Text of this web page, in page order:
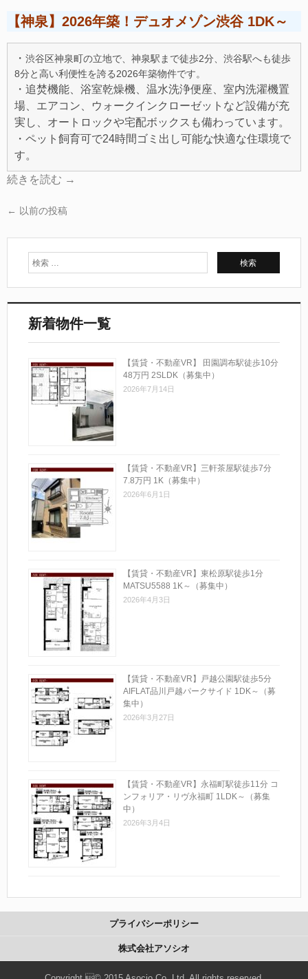
【神泉】2026年築！デュオメゾン渋谷 1DK～
・ 渋谷区神泉町の立地で、神泉駅まで徒歩2分、渋谷駅へも徒歩
8分と高い利便性を誇る2026年築物件です。
・追焚機能、浴室乾燥機、温水洗浄便座、室内洗濯機置
場、エアコン、ウォークインクローゼットなど設備が充
実し、オートロックや宅配ボックスも備わっています。
・ペット飼育可で24時間ゴミ出し可能な快適な住環境で
す。
続きを読む →
← 以前の投稿
新着物件一覧
【賃貸・不動産VR】 田園調布駅徒歩10分
48万円 2SLDK（募集中）
2026年7月14日
【賃貸・不動産VR】三軒茶屋駅徒歩7分
7.8万円 1K（募集中）
2026年6月1日
【賃貸・不動産VR】東松原駅徒歩1分
MATSU5588 1K～（募集中）
2026年4月3日
【賃貸・不動産VR】戸越公園駅徒歩5分
AIFLAT品川戸越パークサイド 1DK～（募
集中）
2026年3月27日
【賃貸・不動産VR】永福町駅徒歩11分 コ
ンフォリア・リヴ永福町 1LDK～（募集
中）
2026年3月4日
プライバシーポリシー
株式会社アソシオ